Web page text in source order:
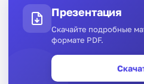
Презентация
Скачайте подробные
формате PDF.